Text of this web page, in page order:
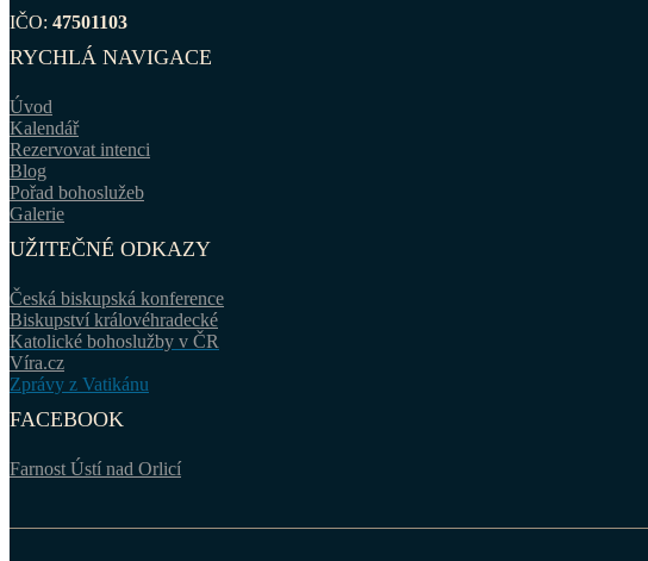
IČO: 47501103
RYCHLÁ NAVIGACE
Úvod
Kalendář
Rezervovat intenci
Blog
Pořad bohoslužeb
Galerie
UŽITEČNÉ ODKAZY
Česká biskupská konference
Biskupství královéhradecké
Katolické bohoslužby v ČR
Víra.cz
Zprávy z Vatikánu
FACEBOOK
Farnost Ústí nad Orlicí